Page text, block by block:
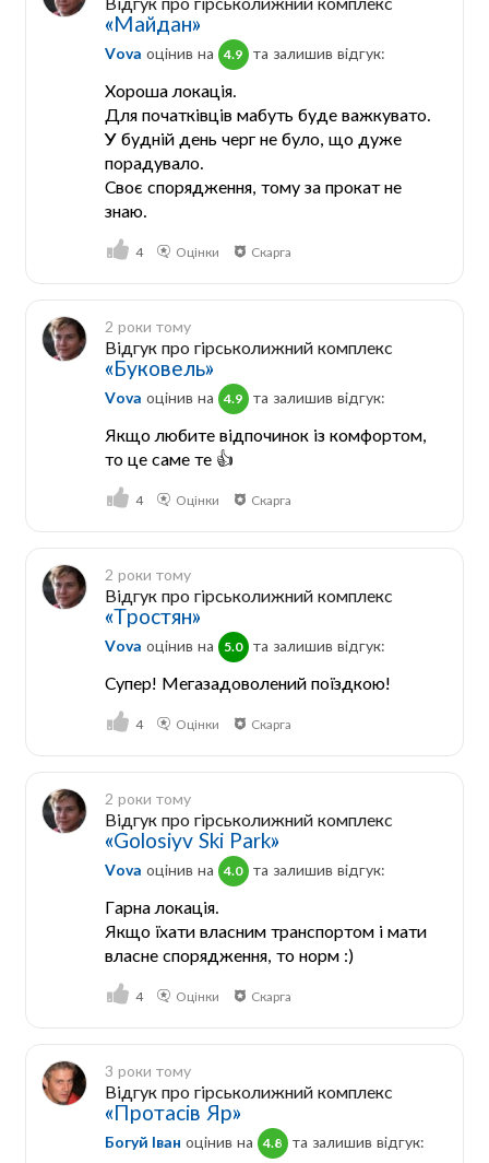
«Майдан»
Vova оцінив на 4.9 та залишив відгук:
Хороша локація.
Для початківців мабуть буде важкувато.
У будній день черг не було, що дуже
порадувало.
Своє спорядження, тому за прокат не
знаю.
4 Оцінки Скарга
2 роки тому
Відгук про гірськолижний комплекс
«Буковель»
Vova оцінив на 4.9 та залишив відгук:
Якщо любите відпочинок із комфортом,
то це саме те 👍
4 Оцінки Скарга
2 роки тому
Відгук про гірськолижний комплекс
«Тростян»
Vova оцінив на 5.0 та залишив відгук:
Супер! Мегазадоволений поїздкою!
4 Оцінки Скарга
2 роки тому
Відгук про гірськолижний комплекс
«Golosiyv Ski Park»
Vova оцінив на 4.0 та залишив відгук:
Гарна локація.
Якщо їхати власним транспортом і мати
власне спорядження, то норм :)
4 Оцінки Скарга
3 роки тому
Відгук про гірськолижний комплекс
«Протасів Яр»
Богуй Іван оцінив на 4.8 та залишив відгук: